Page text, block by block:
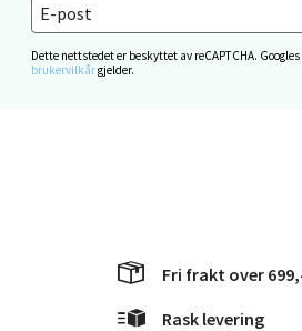
Dette nettstedet er beskyttet av reCAPTCHA. Googles
brukervilkårgjelder.
Fri frakt over
Rask levering